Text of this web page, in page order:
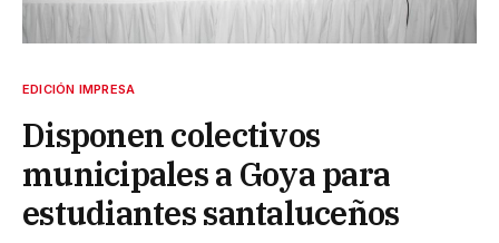
EDICIÓN IMPRESA
Disponen colectivos
municipales a Goya para
estudiantes santaluceños